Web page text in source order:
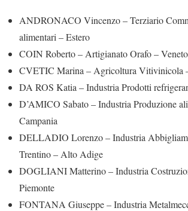
ANDRONACO Vincenzo – Terziario
alimentari – Estero
COIN Roberto – Artigianato Orafo – Veneto
CVETIC Marina – Agricoltura Vitivinicola
DA ROS Katia – Industria Prodotti
D’AMICO Sabato – Industria Produzione
Campania
DELLADIO Lorenzo – Industria
Trentino – Alto Adige
DOGLIANI Matterino – Industria
Piemonte
FONTANA Giuseppe – Industria